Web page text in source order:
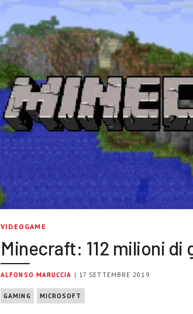
VIDEOGAME
Minecraft: 112 milioni
ALFONSO MARUCCIA | 17 SETTEMBRE 2019
GAMING MICROSOFT